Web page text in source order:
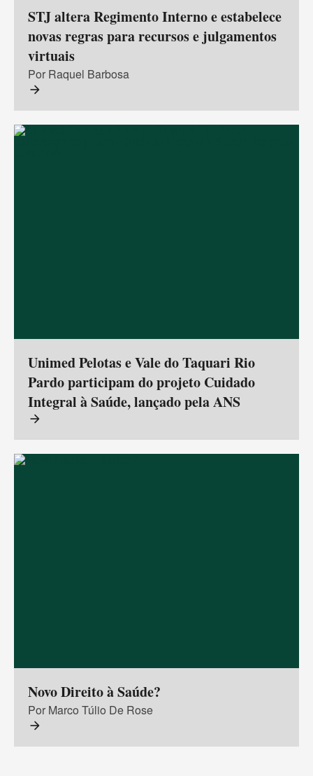
STJ altera Regimento Interno e estabelece
novas regras para recursos e julgamentos
virtuais
Por Raquel Barbosa
arrow_forward
Unimed Pelotas e Vale do Taquari Rio
Pardo participam do projeto Cuidado
Integral à Saúde, lançado pela ANS
arrow_forward
Novo Direito à Saúde?
Por Marco Túlio De Rose
arrow_forward